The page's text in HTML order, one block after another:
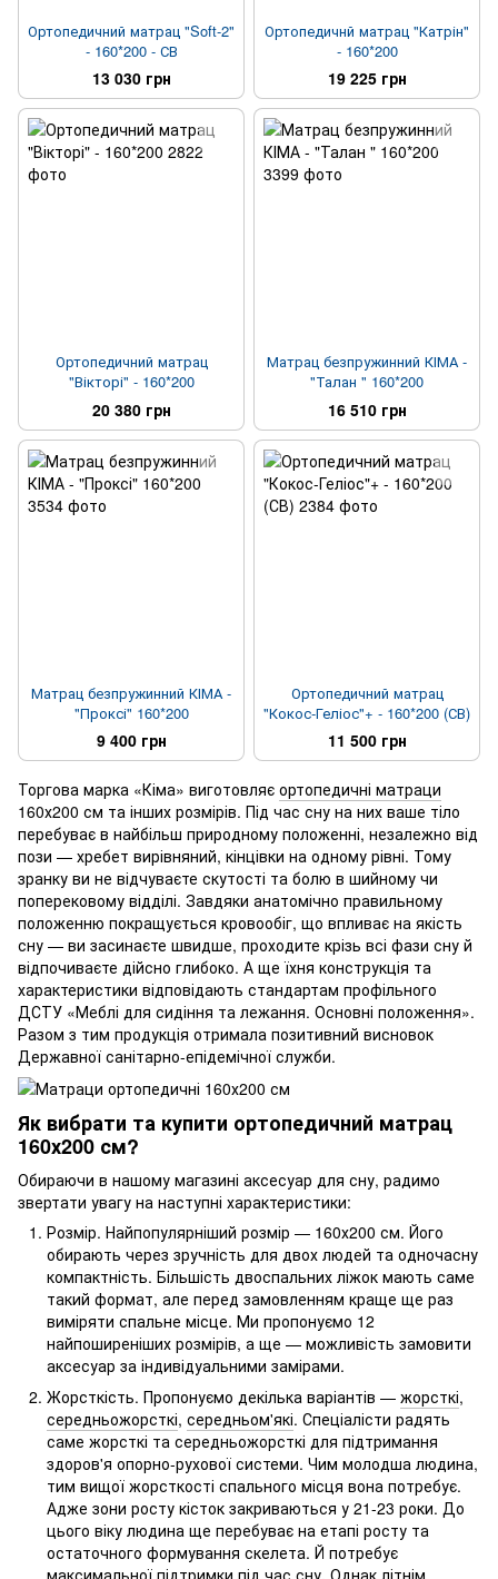
Ортопедичний матрац "Soft-2"
- 160*200 - СВ
13 030 грн
Ортопедичнй матрац "Катрін"
- 160*200
19 225 грн
Ортопедичний матрац
"Вікторі" - 160*200
20 380 грн
Матрац безпружинний КІМА -
"Талан " 160*200
16 510 грн
Матрац безпружинний КІМА -
"Проксі" 160*200
9 400 грн
Ортопедичний матрац
"Кокос-Геліос"+ - 160*200 (СВ)
11 500 грн
Торгова марка «Кіма» виготовляє ортопедичні матраци
160х200 см та інших розмірів. Під час сну на них ваше тіло
перебуває в найбільш природному положенні, незалежно від
пози — хребет вирівняний, кінцівки на одному рівні. Тому
зранку ви не відчуваєте скутості та болю в шийному чи
поперековому відділі. Завдяки анатомічно правильному
положенню покращується кровообіг, що впливає на якість
сну — ви засинаєте швидше, проходите крізь всі фази сну й
відпочиваєте дійсно глибоко. А ще їхня конструкція та
характеристики відповідають стандартам профільного
ДСТУ «Меблі для сидіння та лежання. Основні положення».
Разом з тим продукція отримала позитивний висновок
Державної санітарно-епідемічної служби.
Як вибрати та купити ортопедичний матрац
160х200 см?
Обираючи в нашому магазині аксесуар для сну, радимо
звертати увагу на наступні характеристики:
Розмір. Найпопулярніший розмір — 160х200 см. Його
обирають через зручність для двох людей та одночасну
компактність. Більшість двоспальних ліжок мають саме
такий формат, але перед замовленням краще ще раз
виміряти спальне місце. Ми пропонуємо 12
найпоширеніших розмірів, а ще — можливість замовити
аксесуар за індивідуальними замірами.
Жорсткість. Пропонуємо декілька варіантів — жорсткі,
середньожорсткі, середньом'які. Спеціалісти радять
саме жорсткі та середньожорсткі для підтримання
здоров'я опорно-рухової системи. Чим молодша людина,
тим вищої жорсткості спального місця вона потребує.
Адже зони росту кісток закриваються у 21-23 роки. До
цього віку людина ще перебуває на етапі росту та
остаточного формування скелета. Й потребує
максимальної підтримки під час сну. Однак літнім